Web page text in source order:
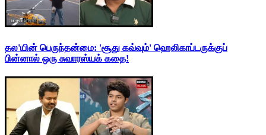
தல'யின் பெருந்தன்மை: 'சூது கவ்வும்' ஹெலிகாப்டருக்குப்
பின்னால் ஒரு சுவாரஸ்யக் கதை!